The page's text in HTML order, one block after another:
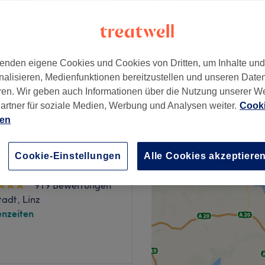
ab 18,28 €
Spare bis zu 14%
Präzision trifft
Arts
919 Bewertungen
Linz
eigene Cookies und Cookies von Dritten, um Inhalte
Medienfunktionen bereitzustellen und unseren
Wir geben auch Informationen über die Nutzung unserer
für soziale Medien, Werbung und Analysen weiter.
Alle Cookies akzeptieren
Cookie-Einstellungen